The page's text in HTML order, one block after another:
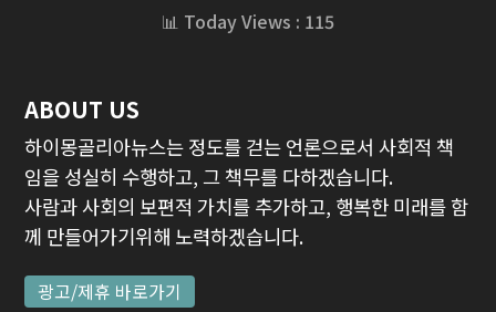
📊 Today Views : 115
ABOUT US
하이몽골리아뉴스는 정도를 걷는 언론으로서 사회적 책
임을 성실히 수행하고, 그 책무를 다하겠습니다.
사람과 사회의 보편적 가치를 추가하고, 행복한 미래를 함
께 만들어가기위해 노력하겠습니다.
광고/제휴 바로가기